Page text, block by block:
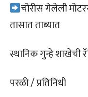
चोरीस गेलेली
तासात ताब्यात
स्थानिक गुन्हे शाखेची
परळी / प्रतिनिधी